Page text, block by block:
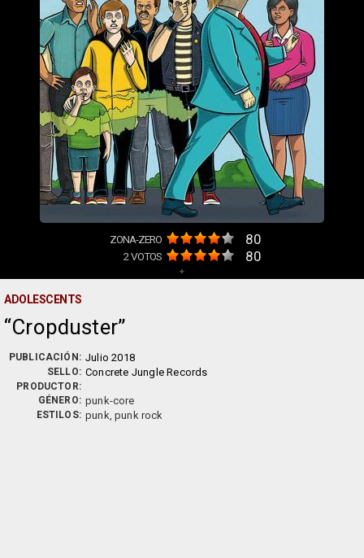
ZONA-ZERO 80
2VOTOS 80
+
ADOLESCENTS
Cropduster
PUBLICACIÓN: Julio 2018
SELLO: Concrete Jungle Records
PRODUCTOR:
GÉNERO: punk-core
ESTILOS: punk, punk rock